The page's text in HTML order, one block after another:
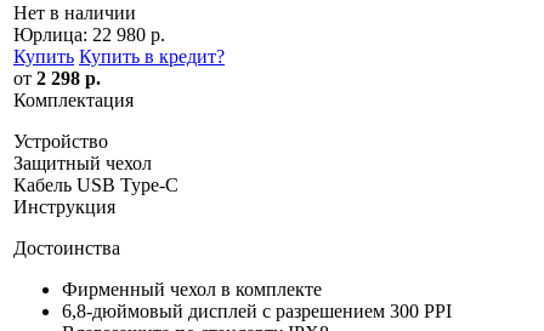
Нет в наличии
Юрлица: 22 980 р.
Купить Купить в кредит?
от 2 298 р.
Комплектация
Устройство
Защитный чехол
Кабель USB Type-C
Инструкция
Достоинства
Фирменный чехол в комплекте
6,8-дюймовый дисплей с разрешением 300 PPI